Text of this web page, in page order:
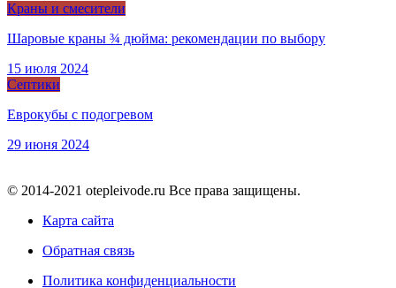
Краны и смесители
Шаровые краны ¾ дюйма: рекомендации по выбору
15 июля 2024
Септики
Еврокубы с подогревом
29 июня 2024
© 2014-2021 otepleivode.ru Все права защищены.
Карта сайта
Обратная связь
Политика конфиденциальности